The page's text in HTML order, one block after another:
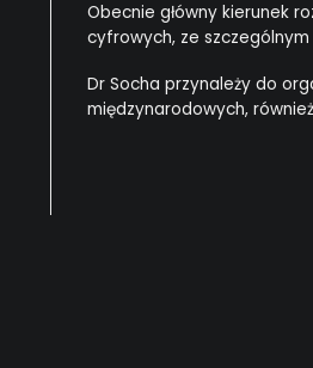
Obecnie główny kierunek
cyfrowych, ze
Dr Socha przynależy do
międzynarodowych,